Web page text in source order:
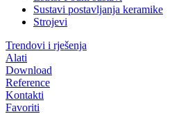
Sustavi postavljanja keramike
Strojevi
Trendovi i rješenja
Alati
Download
Reference
Kontakti
Favoriti